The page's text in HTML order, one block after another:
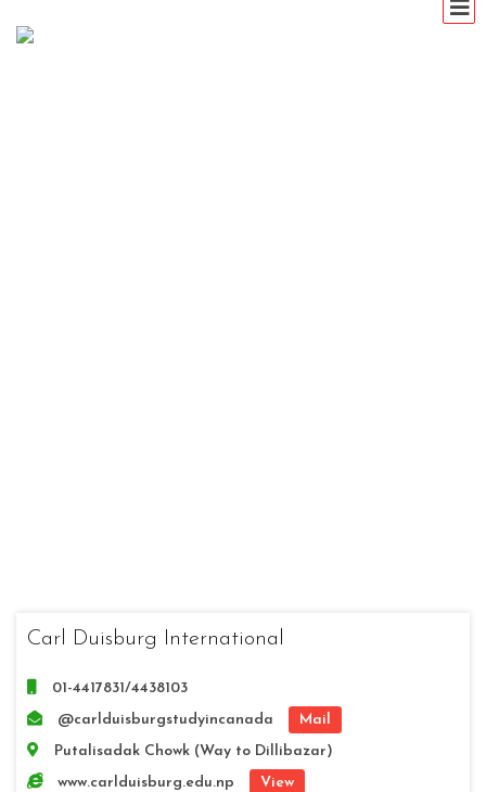
Carl Duisburg International
01-4417831/4438103
@carlduisburgstudyincanada
Mail
Putalisadak Chowk (Way to Dillibazar)
www.carlduisburg.edu.np
View